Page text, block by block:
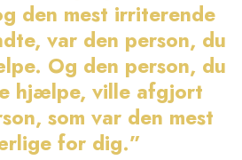
den mest irriterende
var den person, du
Og den person, du
hjælpe, ville afgjort
som var den mest
for dig.”